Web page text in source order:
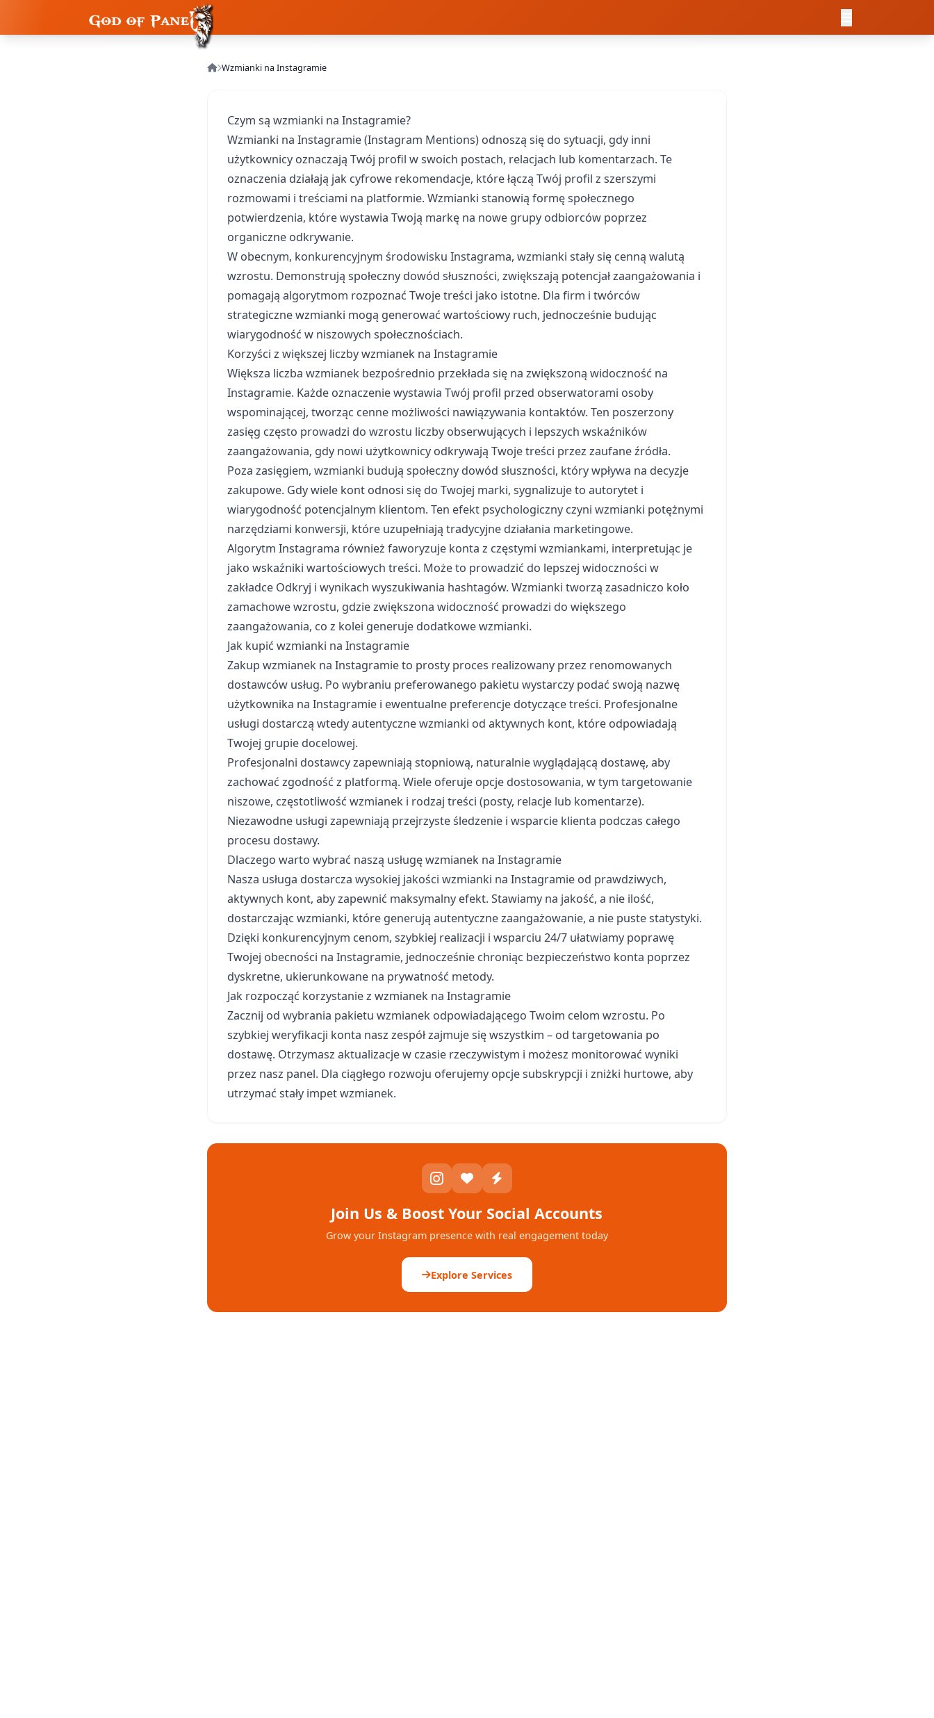
Wzmianki na Instagramie
Czym są wzmianki na Instagramie?
Wzmianki na Instagramie (Instagram Mentions) odnoszą się do sytuacji, gdy inni
użytkownicy oznaczają Twój profil w swoich postach, relacjach lub komentarzach. Te
oznaczenia działają jak cyfrowe rekomendacje, które łączą Twój profil z szerszymi
rozmowami i treściami na platformie. Wzmianki stanowią formę społecznego
potwierdzenia, które wystawia Twoją markę na nowe grupy odbiorców poprzez
organiczne odkrywanie.
W obecnym, konkurencyjnym środowisku Instagrama, wzmianki stały się cenną walutą
wzrostu. Demonstrują społeczny dowód słuszności, zwiększają potencjał zaangażowania i
pomagają algorytmom rozpoznać Twoje treści jako istotne. Dla firm i twórców
strategiczne wzmianki mogą generować wartościowy ruch, jednocześnie budując
wiarygodność w niszowych społecznościach.
Korzyści z większej liczby wzmianek na Instagramie
Większa liczba wzmianek bezpośrednio przekłada się na zwiększoną widoczność na
Instagramie. Każde oznaczenie wystawia Twój profil przed obserwatorami osoby
wspominającej, tworząc cenne możliwości nawiązywania kontaktów. Ten poszerzony
zasięg często prowadzi do wzrostu liczby obserwujących i lepszych wskaźników
zaangażowania, gdy nowi użytkownicy odkrywają Twoje treści przez zaufane źródła.
Poza zasięgiem, wzmianki budują społeczny dowód słuszności, który wpływa na decyzje
zakupowe. Gdy wiele kont odnosi się do Twojej marki, sygnalizuje to autorytet i
wiarygodność potencjalnym klientom. Ten efekt psychologiczny czyni wzmianki potężnymi
narzędziami konwersji, które uzupełniają tradycyjne działania marketingowe.
Algorytm Instagrama również faworyzuje konta z częstymi wzmiankami, interpretując je
jako wskaźniki wartościowych treści. Może to prowadzić do lepszej widoczności w
zakładce Odkryj i wynikach wyszukiwania hashtagów. Wzmianki tworzą zasadniczo koło
zamachowe wzrostu, gdzie zwiększona widoczność prowadzi do większego
zaangażowania, co z kolei generuje dodatkowe wzmianki.
Jak kupić wzmianki na Instagramie
Zakup wzmianek na Instagramie to prosty proces realizowany przez renomowanych
dostawców usług. Po wybraniu preferowanego pakietu wystarczy podać swoją nazwę
użytkownika na Instagramie i ewentualne preferencje dotyczące treści. Profesjonalne
usługi dostarczą wtedy autentyczne wzmianki od aktywnych kont, które odpowiadają
Twojej grupie docelowej.
Profesjonalni dostawcy zapewniają stopniową, naturalnie wyglądającą dostawę, aby
zachować zgodność z platformą. Wiele oferuje opcje dostosowania, w tym targetowanie
niszowe, częstotliwość wzmianek i rodzaj treści (posty, relacje lub komentarze).
Niezawodne usługi zapewniają przejrzyste śledzenie i wsparcie klienta podczas całego
procesu dostawy.
Dlaczego warto wybrać naszą usługę wzmianek na Instagramie
Nasza usługa dostarcza wysokiej jakości wzmianki na Instagramie od prawdziwych,
aktywnych kont, aby zapewnić maksymalny efekt. Stawiamy na jakość, a nie ilość,
dostarczając wzmianki, które generują autentyczne zaangażowanie, a nie puste statystyki.
Dzięki konkurencyjnym cenom, szybkiej realizacji i wsparciu 24/7 ułatwiamy poprawę
Twojej obecności na Instagramie, jednocześnie chroniąc bezpieczeństwo konta poprzez
dyskretne, ukierunkowane na prywatność metody.
Jak rozpocząć korzystanie z wzmianek na Instagramie
Zacznij od wybrania pakietu wzmianek odpowiadającego Twoim celom wzrostu. Po
szybkiej weryfikacji konta nasz zespół zajmuje się wszystkim – od targetowania po
dostawę. Otrzymasz aktualizacje w czasie rzeczywistym i możesz monitorować wyniki
przez nasz panel. Dla ciągłego rozwoju oferujemy opcje subskrypcji i zniżki hurtowe, aby
utrzymać stały impet wzmianek.
Join Us & Boost Your Social Accounts
Grow your Instagram presence with real engagement today
Explore Services